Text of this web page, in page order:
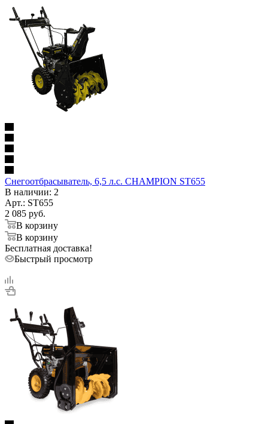
Снегоотбрасыватель, 6,5 л.с. CHAMPION ST655
В наличии: 2
Арт.: ST655
2 085 руб.
В корзину
В корзину
Бесплатная доставка!
Быстрый просмотр